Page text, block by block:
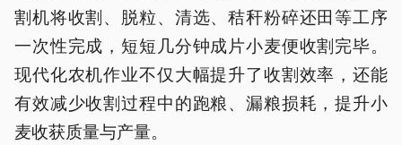
割机将收割、脱粒、清选、秸秆粉碎还田等工序
一次性完成，短短几分钟成片小麦便收割完毕。
现代化农机作业不仅大幅提升了收割效率，还能
有效减少收割过程中的跑粮、漏粮损耗，提升小
麦收获质量与产量。